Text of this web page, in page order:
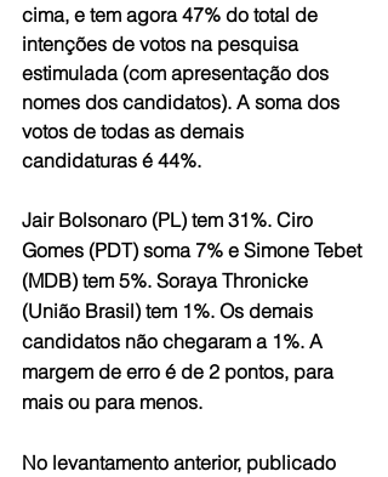
cima, e tem agora 47% do total de
intenções de votos na pesquisa
estimulada (com apresentação dos
nomes dos candidatos). A soma dos
votos de todas as demais
candidaturas é 44%.
Jair Bolsonaro (PL) tem 31%. Ciro
Gomes (PDT) soma 7% e Simone Tebet
(MDB) tem 5%. Soraya Thronicke
(União Brasil) tem 1%. Os demais
candidatos não chegaram a 1%. A
margem de erro é de 2 pontos, para
mais ou para menos.
No levantamento anterior, publicado